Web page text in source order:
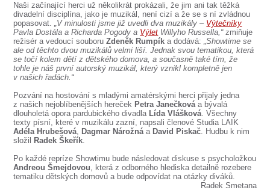
Naši začínající herci už několikrát prokázali, že jim ani tak těžká
divadelní disciplína, jako je muzikál, není cizí a že se s ní zvládnou
popasovat.„V minulosti jsme již uvedli dva muzikály – Výtečníky
Pavla Dostála a Richarda Pogody a Výlet Willyho Russella,“zmiňuje
režisér a vedoucí souboruZdeněk Rumpík a dodává:„Showtime se
ale od těchto dvou muzikálů velmi liší. Jednak svou tematikou, která
se točí kolem dětí z dětského domova, a současně také tím, že
tohle je náš první autorský muzikál, který vznikl kompletně jen
v našich řadách.“
Pozvání na hostování s mladými amatérskými herci přijaly jedna
z našich nejoblíbenějších hereček Petra Janečkováa bývalá
dlouholetá opora pardubického divadla Lída Vlášková. Všechny
texty písní, které v muzikálu zazní, napsali členové Studia LAIK
Adéla Hrubešová, Dagmar Nárožnáa David Piskač. Hudbu k nim
složil
Radek Škeřík.
Po každé repríze Showtimu bude následovat diskuse s psycholožkou
Andreou Šmejdovou, která z odborného hlediska detailně rozebere
tematiku dětských domovů a bude odpovídat na otázky diváků.
Radek Smetana